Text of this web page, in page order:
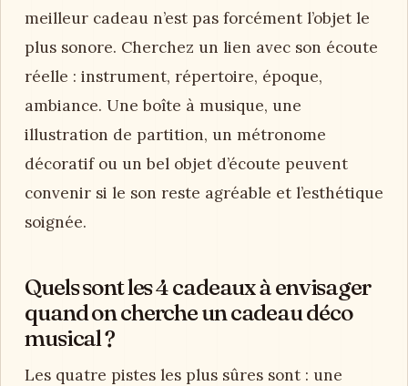
meilleur cadeau n’est pas forcément l’objet le
plus sonore. Cherchez un lien avec son écoute
réelle : instrument, répertoire, époque,
ambiance. Une boîte à musique, une
illustration de partition, un métronome
décoratif ou un bel objet d’écoute peuvent
convenir si le son reste agréable et l’esthétique
soignée.
Quels sont les 4 cadeaux à envisager
quand on cherche un cadeau déco
musical ?
Les quatre pistes les plus sûres sont : une